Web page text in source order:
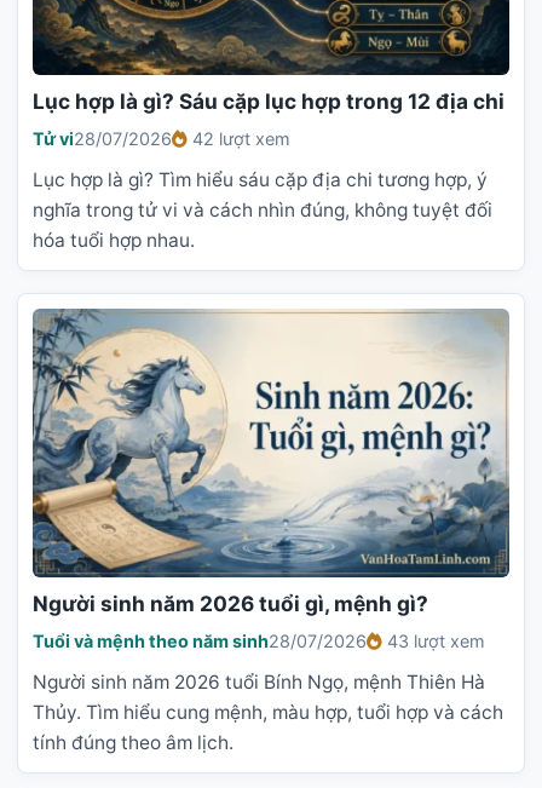
Lục hợp là gì? Sáu cặp lục hợp trong 12 địa chi
Tử vi28/07/2026 42 lượt xem
Lục hợp là gì? Tìm hiểu sáu cặp địa chi tương hợp, ý
nghĩa trong tử vi và cách nhìn đúng, không tuyệt đối
hóa tuổi hợp nhau.
Người sinh năm 2026 tuổi gì, mệnh gì?
Tuổi và mệnh theo năm sinh28/07/2026 43 lượt xem
Người sinh năm 2026 tuổi Bính Ngọ, mệnh Thiên Hà
Thủy. Tìm hiểu cung mệnh, màu hợp, tuổi hợp và cách
tính đúng theo âm lịch.